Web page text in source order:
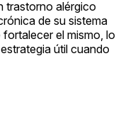
trastorno alérgico
de su sistema
el mismo, lo
útil cuando